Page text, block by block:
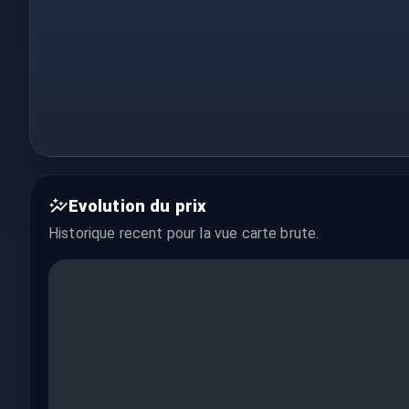
Evolution du prix
Historique recent pour la vue carte brute